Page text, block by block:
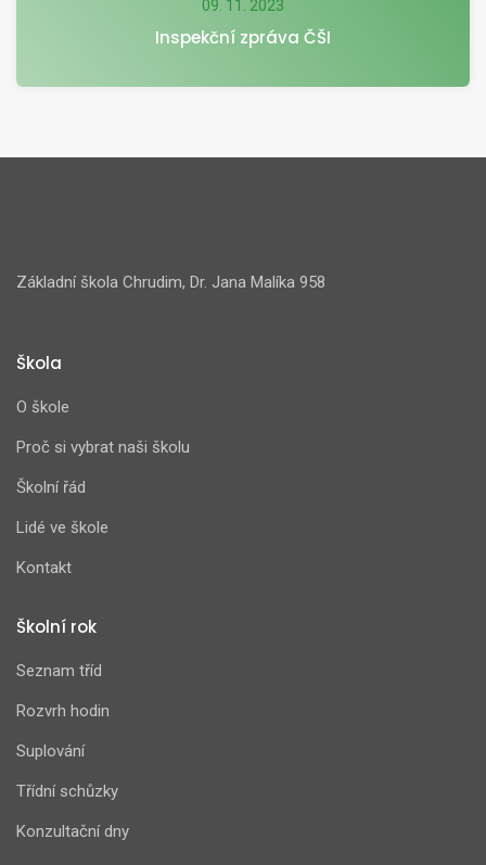
09. 11. 2023
Inspekční zpráva ČŠI
Základní škola Chrudim, Dr. Jana Malíka 958
Škola
O škole
Proč si vybrat naši školu
Školní řád
Lidé ve škole
Kontakt
Školní rok
Seznam tříd
Rozvrh hodin
Suplování
Třídní schůzky
Konzultační dny